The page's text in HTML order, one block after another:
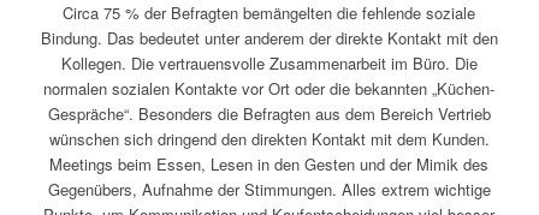
Circa 75 % der Befragten bemängelten die fehlende soziale
Bindung. Das bedeutet unter anderem der direkte Kontakt mit den
Kollegen. Die vertrauensvolle Zusammenarbeit im Büro. Die
normalen sozialen Kontakte vor Ort oder die bekannten „Küchen-
Gespräche“. Besonders die Befragten aus dem Bereich Vertrieb
wünschen sich dringend den direkten Kontakt mit dem Kunden.
Meetings beim Essen, Lesen in den Gesten und der Mimik des
Gegenübers, Aufnahme der Stimmungen. Alles extrem wichtige